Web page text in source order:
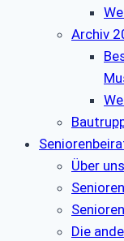
Archiv
Über uns
Die